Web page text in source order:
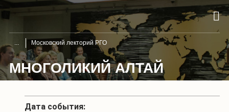
Московский лекторий РГО
МНОГОЛИКИЙ АЛТАЙ
Дата события: